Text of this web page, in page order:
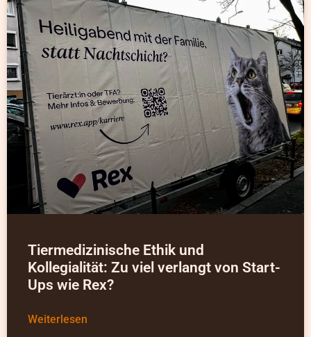
Tiermedizinische Ethik und
Kollegialität: Zu viel verlangt von Start-
Ups wie Rex?
Weiterlesen